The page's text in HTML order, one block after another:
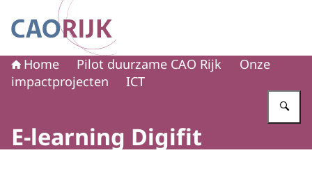
Naar de homepage van CAO Rijk
Home Pilot duurzame CAO Rijk
Onze
impactprojecten
ICT
E-learning Digifit